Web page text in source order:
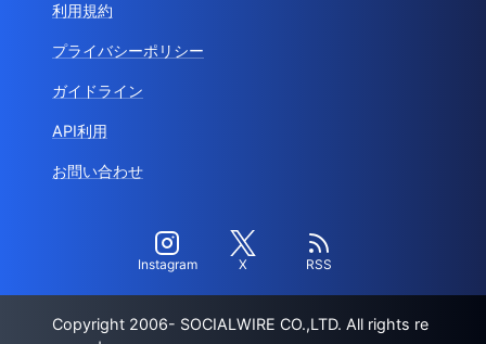
利用規約
プライバシーポリシー
ガイドライン
API利用
お問い合わせ
Instagram X RSS
Copyright 2006- SOCIALWIRE CO.,LTD. All rights re